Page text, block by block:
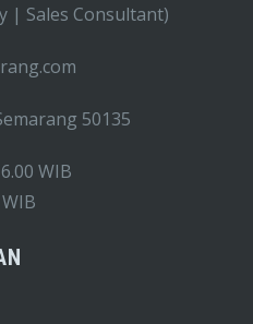
| Sales Consultant)
50135
WIB